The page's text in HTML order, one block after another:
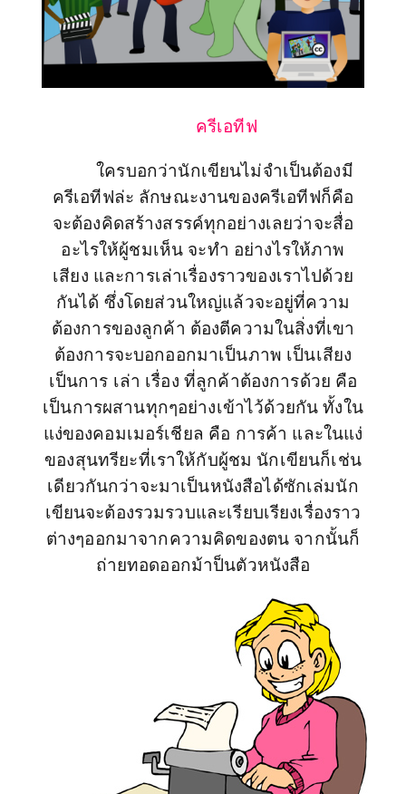
ครีเอทีฟ
ใครบอกว่านักเขียนไม่จำเป็นต้องมี
ครีเอทีฟล่ะ ลักษณะงานของครีเอทีฟก็คือ
จะต้องคิดสร้างสรรค์ทุกอย่างเลยว่าจะสื่อ
อะไรให้ผู้ชมเห็น จะทำ อย่างไรให้ภาพ
เสียง และการเล่าเรื่องราวของเราไปด้วย
กันได้ ซึ่งโดยส่วนใหญ่แล้วจะอยู่ที่ความ
ต้องการของลูกค้า ต้องตีความในสิ่งที่เขา
ต้องการจะบอกออกมาเป็นภาพ เป็นเสียง
เป็นการ เล่า เรื่อง ที่ลูกค้าต้องการด้วย คือ
เป็นการผสานทุกๆอย่างเข้าไว้ด้วยกัน ทั้งใน
แง่ของคอมเมอร์เชียล คือ การค้า และในแง่
ของสุนทรียะที่เราให้กับผู้ชม นักเขียนก็เช่น
เดียวกันกว่าจะมาเป็นหนังสือได้ซักเล่มนัก
เขียนจะต้องรวมรวบและเรียบเรียงเรื่องราว
ต่างๆออกมาจากความคิดของตน จากนั้นก็
ถ่ายทอดออกม้าป็นตัวหนังสือ